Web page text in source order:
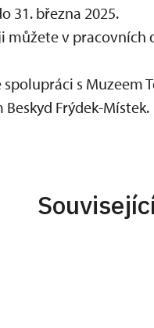
31. března 2025.
můžete v pracovních
s Muzeem
Beskyd Frýdek-Místek.